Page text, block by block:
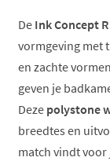
De Ink Concept
vormgeving met
en zachte
geven je
Deze polystone
breedtes en
match vindt voor